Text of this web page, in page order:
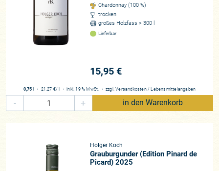
Chardonnay (100 %)
trocken
großes Holzfass > 300 l
Lieferbar
15,95 €
0,75 l ・ 21,27 €/ l ・inkl. 19 % MwSt. ・ zzgl.Versandkosten / Lebensmittelangaben
- + in den Warenkorb
Holger Koch
Grauburgunder (Edition Pinard de
Picard) 2025